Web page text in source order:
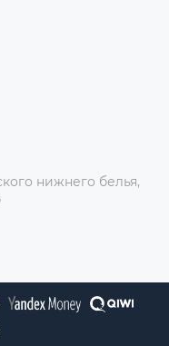
нижнего белья,